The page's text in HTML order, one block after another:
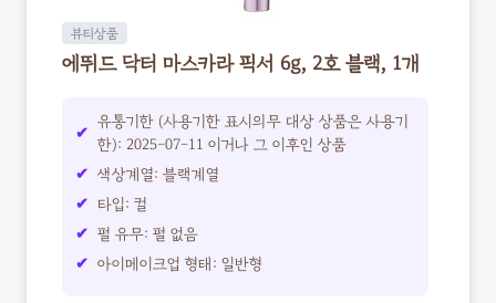
뷰티상품
에뛰드 닥터 마스카라 픽서 6g, 2호 블랙, 1개
유통기한 (사용기한 표시의무 대상 상품은 사용기
한): 2025-07-11 이거나 그 이후인 상품
색상계열: 블랙계열
타입: 컬
펄 유무: 펄 없음
아이메이크업 형태: 일반형